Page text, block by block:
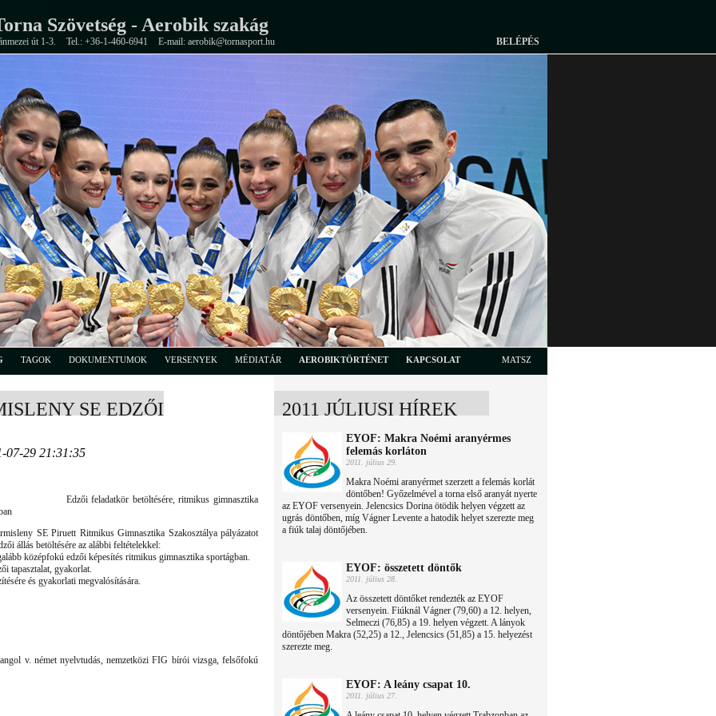
Szövetség - Aerobik szakág
út 1-3. Tel.: +36-1-460-6941 E-mail: aerobik@tornasport.hu BELÉPÉS
TAGOK DOKUMENTUMOK VERSENYEK MÉDIATÁR AEROBIKTÖRTÉNET KAPCSOLAT MATSZ
SE EDZŐI
07-29 21:31:35
feladatkör betöltésére, ritmikus gimnasztika
SE Piruett Ritmikus Gimnasztika Szakosztálya pályázatot
állás betöltésére az alábbi feltételekkel:
középfokú edzői képesítés ritmikus gimnasztika sportágban.
tapasztalat, gyakorlat.
és gyakorlati megvalósítására.
v. német nyelvtudás, nemzetközi FIG bírói vizsga, felsőfokú
2011 JÚLIUSI HÍREK
EYOF: Makra Noémi aranyérmes
felemás korláton
2011. július 29.
Makra Noémi aranyérmet szerzett a felemás korlát
döntőben! Győzelmével a torna első aranyát nyerte
az EYOF versenyein. Jelencsics Dorina ötödik helyen végzett az
ugrás döntőben, míg Vágner Levente a hatodik helyet szerezte meg
a fiúk talaj döntőjében.
EYOF: összetett döntők
2011. július 28.
Az összetett döntőket rendezték az EYOF
versenyein. Fiúknál Vágner (79,60) a 12. helyen,
Selmeczi (76,85) a 19. helyen végzett. A lányok
döntőjében Makra (52,25) a 12., Jelencsics (51,85) a 15. helyezést
szerezte meg.
EYOF: A leány csapat 10.
2011. július 27.